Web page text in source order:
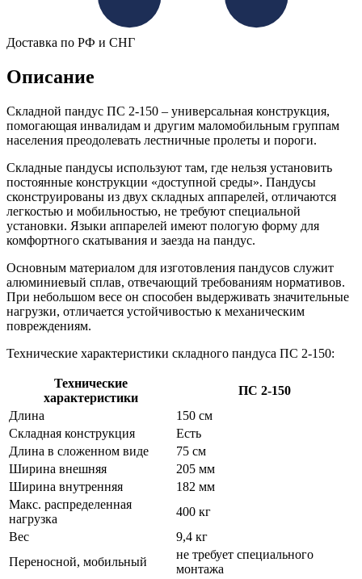
Доставка по РФ и СНГ
Описание
Складной пандус ПС 2-150 – универсальная конструкция,
помогающая инвалидам и другим маломобильным группам
населения преодолевать лестничные пролеты и пороги.
Складные пандусы используют там, где нельзя установить
постоянные конструкции «доступной среды». Пандусы
сконструированы из двух складных аппарелей, отличаются
легкостью и мобильностью, не требуют специальной
установки. Языки аппарелей имеют пологую форму для
комфортного скатывания и заезда на пандус.
Основным материалом для изготовления пандусов служит
алюминиевый сплав, отвечающий требованиям нормативов.
При небольшом весе он способен выдерживать значительные
нагрузки, отличается устойчивостью к механическим
повреждениям.
Технические характеристики складного пандуса ПС 2-150:
Технические
характеристики
ПС 2-150
Длина
150 cм
Складная конструкция
Есть
Длина в сложенном виде
75 см
Ширина внешняя
205 мм
Ширина внутренняя
182 мм
Макс. распределенная
нагрузка
400 кг
Вес
9,4 кг
Переносной, мобильный
не требует специального
монтажа